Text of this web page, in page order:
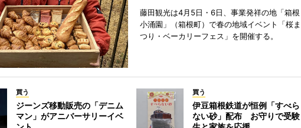
藤田観光は4月5日・6日、事業発祥の地「箱根
小涌園」（箱根町）で春の地域イベント「桜ま
つり・ベーカリーフェス」を開催する。
買う
ジーンズ移動販売の「デニム
マン」がアニバーサリーイベ
買う
伊豆箱根鉄道が恒例「すべら
ない砂」配布 お守りで受験